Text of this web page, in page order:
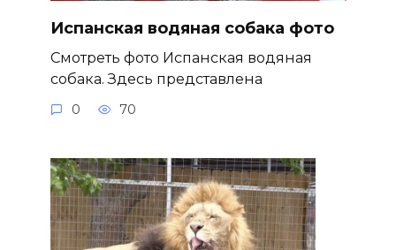
Испанская водяная собака фото
Смотреть фото Испанская водяная
собака. Здесь представлена
0 70